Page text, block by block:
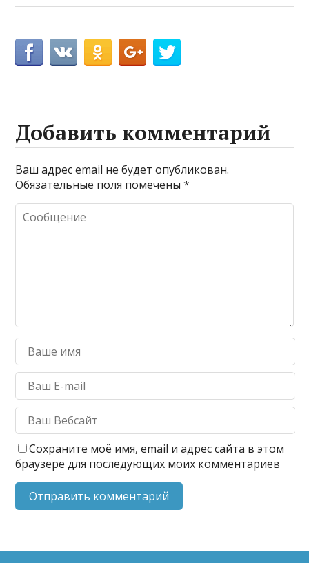
Добавить комментарий
Ваш адрес email не будет опубликован.
Обязательные поля помечены*
Сохраните моё имя, email и адрес сайта в этом
браузере для последующих моих комментариев